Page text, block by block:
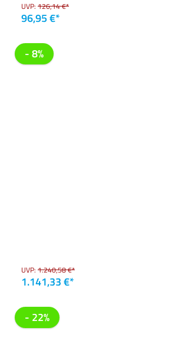
UVP: 126,14 €*
96,95 €*
- 8%
UVP: 1.240,58 €*
1.141,33 €*
- 22%